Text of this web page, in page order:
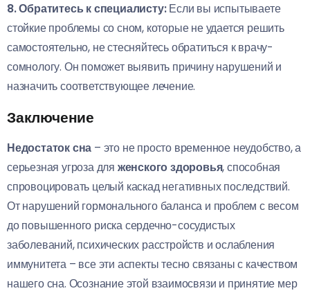
8. Обратитесь к специалисту:Если вы испытываете
стойкие проблемы со сном, которые не удается решить
самостоятельно, не стесняйтесь обратиться к врачу-
сомнологу. Он поможет выявить причину нарушений и
назначить соответствующее лечение.
Заключение
Недостаток сна – это не просто временное неудобство, а
серьезная угроза для женского здоровья, способная
спровоцировать целый каскад негативных последствий.
От нарушений гормонального баланса и проблем с весом
до повышенного риска сердечно-сосудистых
заболеваний, психических расстройств и ослабления
иммунитета – все эти аспекты тесно связаны с качеством
нашего сна. Осознание этой взаимосвязи и принятие мер